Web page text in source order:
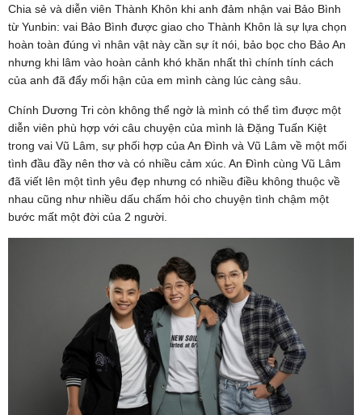
Chia sẻ và diễn viên Thành Khôn khi anh đảm nhận vai Bảo Bình
từ Yunbin: vai Bảo Bình được giao cho Thành Khôn là sự lựa chọn
hoàn toàn đúng vì nhân vật này cần sự ít nói, bảo bọc cho Bảo An
nhưng khi lâm vào hoàn cảnh khó khăn nhất thì chính tính cách
của anh đã đẩy mối hận của em mình càng lúc càng sâu.
Chính Dương Tri còn không thể ngờ là mình có thể tìm được một
diễn viên phù hợp với câu chuyện của mình là Đặng Tuấn Kiệt
trong vai Vũ Lâm, sự phối hợp của An Đình và Vũ Lâm về một mối
tình đầu đầy nên thơ và có nhiều cảm xúc. An Đình cùng Vũ Lâm
đã viết lên một tình yêu đẹp nhưng có nhiều điều không thuộc về
nhau cũng như nhiều dấu chấm hỏi cho chuyện tình chậm một
bước mất một đời của 2 người.